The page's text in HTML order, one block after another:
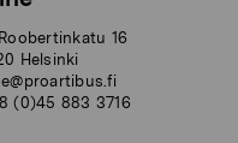
16
Helsinki
(0)45 883 3716